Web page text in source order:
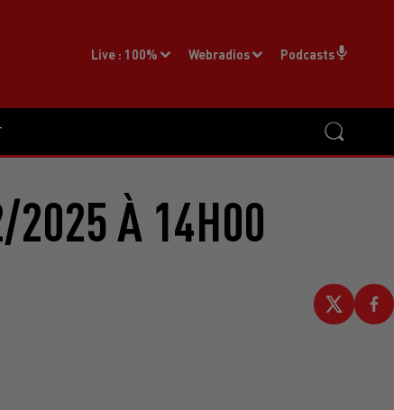
Live : 100% Webradios Podcasts
2025 À 14H00